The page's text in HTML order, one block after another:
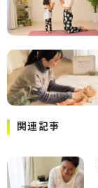
関連記事